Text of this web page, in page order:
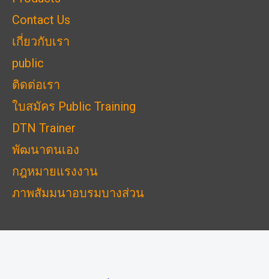
Contact Us
เกี่ยวกับเรา
public
ติดต่อเรา
ใบสมัคร Public Training
DTN Trainer
พัฒนาตนเอง
กฎหมายแรงงาน
ภาพสัมมนาอบรมบางส่วน